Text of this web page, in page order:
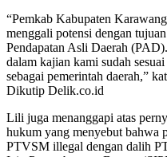
“Pemkab Kabupaten
menggali potensi dengan
Pendapatan Asli Daerah
dalam kajian kami sudah
sebagai pemerintah daerah,”
Dikutip Delik.co.id
Lili juga menanggapi atas
hukum yang menyebut bahwa
PTVSM illegal dengan dalih